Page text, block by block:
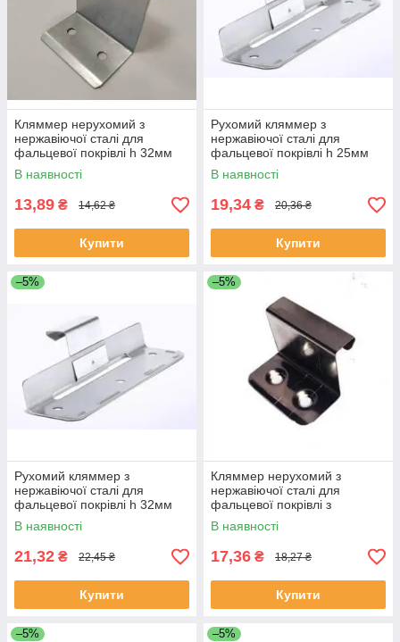
Кляммер нерухомий з
нержавіючої сталі для
фальцевої покрівлі h 32мм
В наявності
13,89 ₴ 14,62 ₴
Купити
Рухомий кляммер з
нержавіючої сталі для
фальцевої покрівлі h 25мм
В наявності
19,34 ₴ 20,36 ₴
Купити
–5%
Рухомий кляммер з
нержавіючої сталі для
фальцевої покрівлі h 32мм
В наявності
21,32 ₴ 22,45 ₴
Купити
–5%
Кляммер нерухомий з
нержавіючої сталі для
фальцевої покрівлі з
поглибленим фіксатором під
шуруп h 25мм
В наявності
17,36 ₴ 18,27 ₴
Купити
–5% –5%